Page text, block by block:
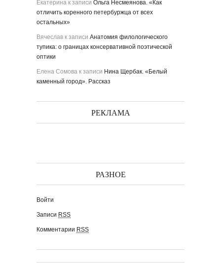
Екатерина к записи Ольга Несмеянова. «Как
отличить коренного петербуржца от всех
остальных»
Вячеслав к записи Анатомия филологического
тупика: о границах консервативной поэтической
оптики
Елена Сомова к записи Нина Щербак. «Белый
каменный город». Рассказ
РЕКЛАМА
РАЗНОЕ
Войти
Записи RSS
Комментарии RSS